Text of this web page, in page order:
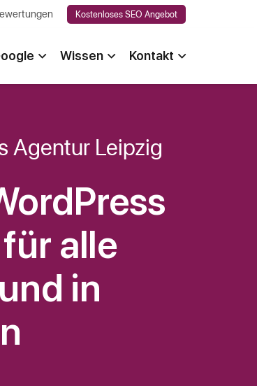
Kostenloses SEO Angebot
Wissen Kontakt
Agentur Leipzig
alle
in